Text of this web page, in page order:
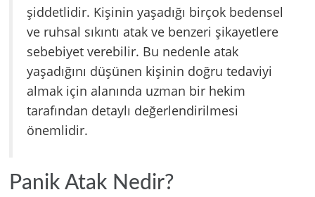
şiddetlidir. Kişinin yaşadığı birçok bedensel
ve ruhsal sıkıntı atak ve benzeri şikayetlere
sebebiyet verebilir. Bu nedenle atak
yaşadığını düşünen kişinin doğru tedaviyi
almak için alanında uzman bir hekim
tarafından detaylı değerlendirilmesi
önemlidir.
Panik Atak Nedir?